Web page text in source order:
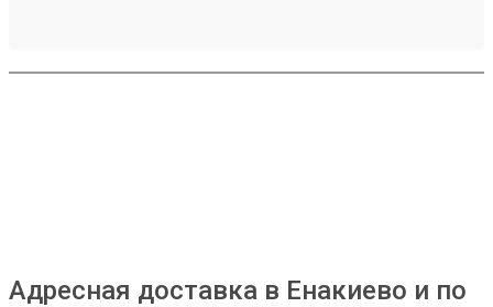
Адресная доставка в Енакиево и по